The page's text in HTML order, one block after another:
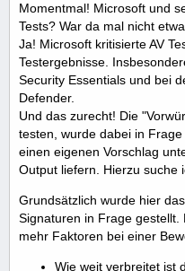
Momentmal! Microsoft und
Tests? War da mal nicht
Ja! Microsoft kritisierte AV
Testergebnisse.
Security Essentials und bei
Defender.
Und das zurecht! Die
testen, wurde dabei in
einen eigenen Vorschlag
Output liefern. Hierzu suche
Grundsätzlich wurde hier
Signaturen in Frage gestellt.
mehr Faktoren bei einer
Wie weit verbreitet ist